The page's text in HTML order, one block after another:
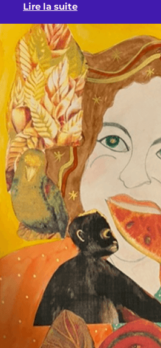
Lire la suite